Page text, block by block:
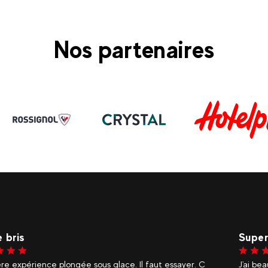
Nos partenaires
aimé la séance de plongée sous-marine sous la